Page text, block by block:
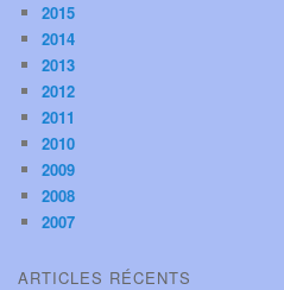
2015
2014
2013
2012
2011
2010
2009
2008
2007
ARTICLES RÉCENTS